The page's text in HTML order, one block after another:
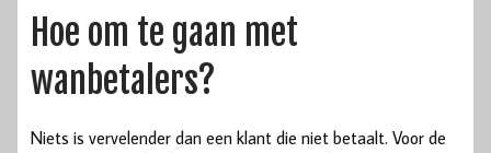
Hoe om te gaan met
wanbetalers?
Niets is vervelender dan een klant die niet betaalt. Voor de